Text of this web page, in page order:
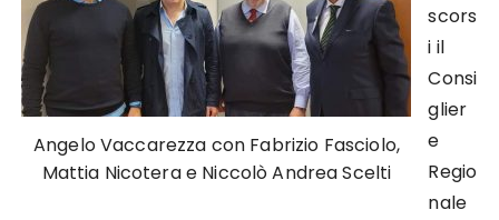
Angelo Vaccarezza con Fabrizio Fasciolo,
Mattia Nicotera e Niccolò Andrea Scelti
scors
i il
Consi
glier
e
Regio
nale